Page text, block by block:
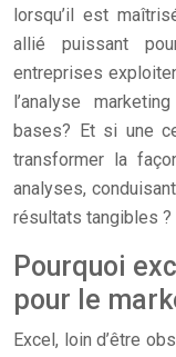
lorsqu’il est
allié puissant
entreprises
l’analyse
bases? Et si une
transformer la
analyses,
résultats tangibles ?
Pourquoi
pour le
Excel, loin d’être